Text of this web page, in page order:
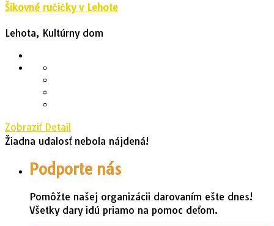
Šikovné ručičky v Lehote
Lehota, Kultúrny dom
Zobraziť Detail
Žiadna udalosť nebola nájdená!
Podporte nás
Pomôžte našej organizácii darovaním ešte dnes!
Všetky dary idú priamo na pomoc deťom.